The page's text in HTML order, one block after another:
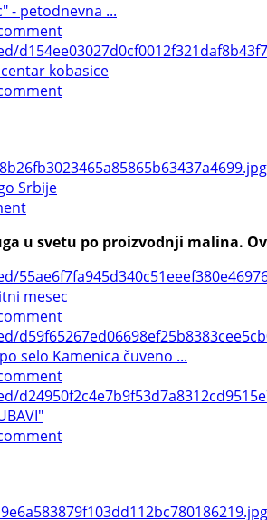
- petodnevna ...
kobasice
Srbije
u svetu po proizvodnji malina.
mesec
selo Kamenica čuveno ...